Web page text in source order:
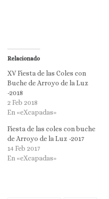
Relacionado
XV Fiesta de las Coles con
Buche de Arroyo de la Luz
-2018
2 Feb 2018
En «eXcapadas»
Fiesta de las coles con buche
de Arroyo de la Luz -2017
14 Feb 2017
En «eXcapadas»